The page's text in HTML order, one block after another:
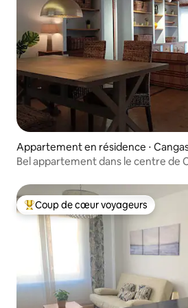
Appartement en résidence ⋅
Bel appartement dans le centre de
Coups de cœur voyageurs les plus
Coup de cœur voyageurs